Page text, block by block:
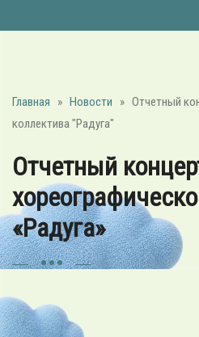
Главная » Новости » Отчетный
коллектива "Радуга"
Отчетный
«Радуга»